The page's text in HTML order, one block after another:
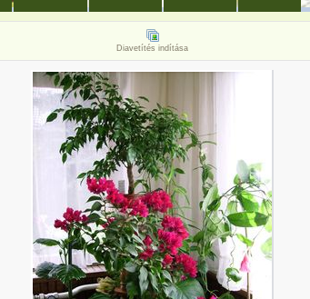
Diavetítés indítása